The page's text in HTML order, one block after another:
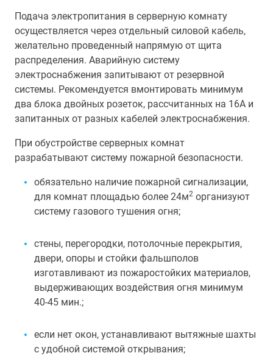
Подача электропитания в серверную комнату
осуществляется через отдельный силовой кабель,
желательно проведенный напрямую от щита
распределения. Аварийную систему
электроснабжения запитывают от резервной
системы. Рекомендуется вмонтировать минимум
два блока двойных розеток, рассчитанных на 16А и
запитанных от разных кабелей электроснабжения.
При обустройстве серверных комнат
разрабатывают систему пожарной безопасности.
обязательно наличие пожарной сигнализации,
для комнат площадью более 24м2 организуют
систему газового тушения огня;
стены, перегородки, потолочные перекрытия,
двери, опоры и стойки фальшполов
изготавливают из пожаростойких материалов,
выдерживающих воздействия огня минимум
40-45 мин.;
если нет окон, устанавливают вытяжные шахты
с удобной системой открывания;